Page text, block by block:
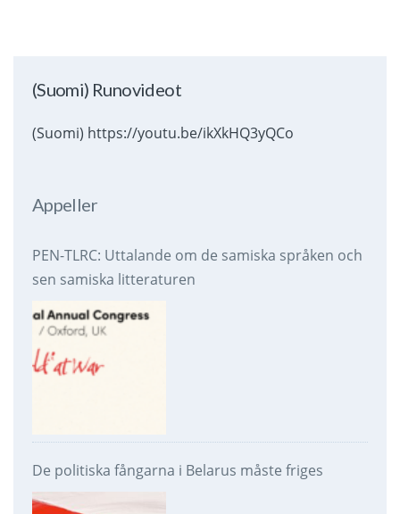
(Suomi) Runovideot
(Suomi) https://youtu.be/ikXkHQ3yQCo
Appeller
PEN-TLRC: Uttalande om de samiska språken och
sen samiska litteraturen
De politiska fångarna i Belarus måste friges